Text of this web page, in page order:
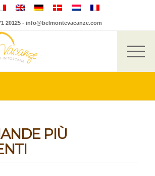
20125 -info@belmontevacanze.com
PIÙ